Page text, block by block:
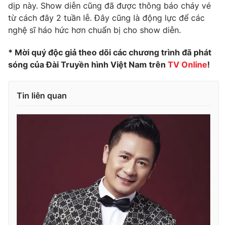
dịp này. Show diễn cũng đã được thông báo cháy vé
từ cách đây 2 tuần lễ. Đây cũng là động lực để các
nghệ sĩ háo hức hơn chuẩn bị cho show diễn.
* Mời quý độc giả theo dõi các chương trình đã phát
sóng của Đài Truyền hình Việt Nam trên TV Online!
Tin liên quan